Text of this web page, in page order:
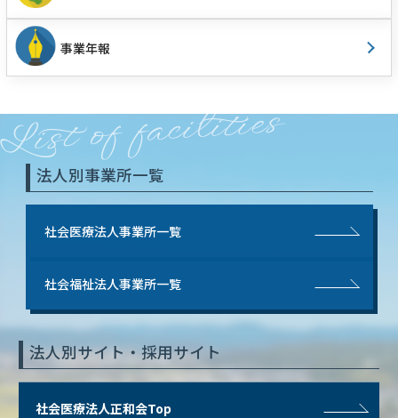
事業年報
of facilities
法人別事業所一覧
社会医療法人事業所一覧
社会福祉法人事業所一覧
法人別サイト・採用サイト
社会医療法人正和会Top